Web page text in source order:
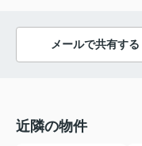
メールで共有する
近隣の物件